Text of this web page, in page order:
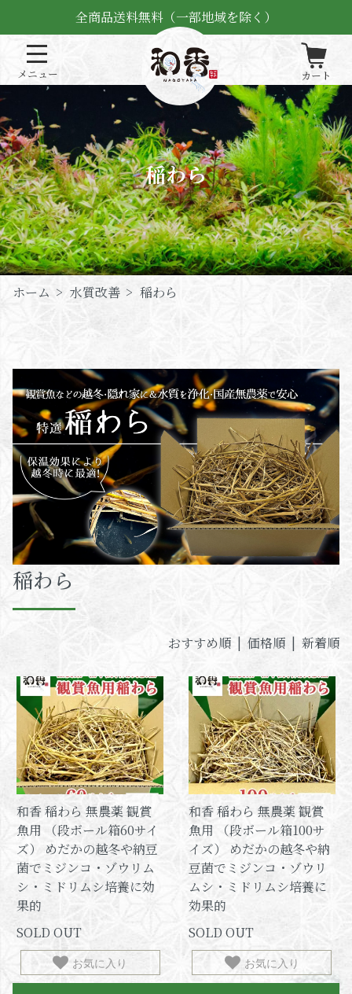
全商品送料無料（一部地域を除く）
稲わら
ホーム > 水質改善 > 稲わら
稲わら
おすすめ順 | 価格順| 新着順
和香 稲わら 無農薬 観賞
魚用 （段ボール箱60サイ
ズ） めだかの越冬や納豆
菌でミジンコ・ゾウリム
シ・ミドリムシ培養に効
果的
SOLD OUT
お気に入り
和香 稲わら 無農薬 観賞
魚用 （段ボール箱100サ
イズ） めだかの越冬や納
豆菌でミジンコ・ゾウリ
ムシ・ミドリムシ培養に
効果的
SOLD OUT
お気に入り